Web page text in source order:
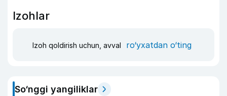
Izohlar
Izoh qoldirish uchun, avval ro‘yxatdan o‘ting
So‘nggi yangiliklar